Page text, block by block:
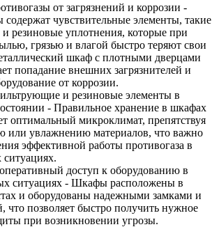
от загрязнений и коррозии -
содержат чувствительные элементы, такие
резиновые уплотнения, которые при
грязью и влагой быстро теряют свои
шкаф с плотными дверцами
попадание внешних загрязнителей и
от коррозии.
и резиновые элементы в
- Правильное хранение в шкафах
оптимальный микроклимат, препятствуя
или увлажнению материалов, что важно
эффективной работы противогаза в
ситуациях.
доступ к оборудованию в
ситуациях - Шкафы расположены в
и оборудованы надежными замками и
что позволяет быстро получить нужное
при возникновении угрозы.